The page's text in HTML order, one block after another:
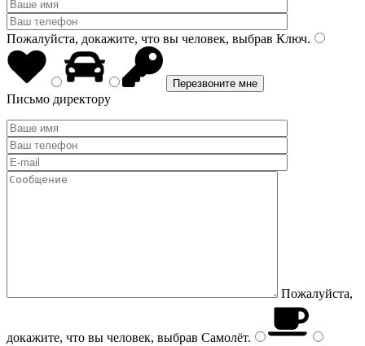
Пожалуйста, докажите, что вы человек, выбрав Ключ.
Письмо директору
Пожалуйста,
докажите, что вы человек, выбрав Самолёт.